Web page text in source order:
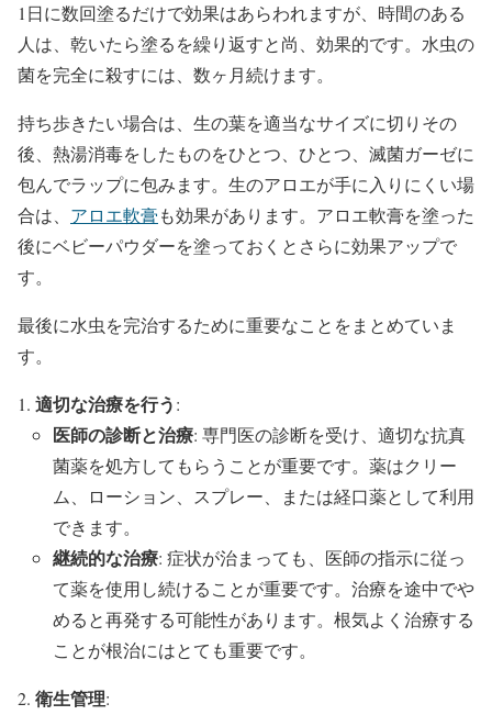
1日に数回塗るだけで効果はあらわれますが、時間のある
人は、乾いたら塗るを繰り返すと尚、効果的です。水虫の
菌を完全に殺すには、数ヶ月続けます。
持ち歩きたい場合は、生の葉を適当なサイズに切りその
後、熱湯消毒をしたものをひとつ、ひとつ、滅菌ガーゼに
包んでラップに包みます。生のアロエが手に入りにくい場
合は、 アロエ軟膏も効果があります。アロエ軟膏を塗った
後にベビーパウダーを塗っておくとさらに効果アップで
す。
最後に水虫を完治するために重要なことをまとめていま
す。
適切な治療を行う:
医師の診断と治療: 専門医の診断を受け、適切な抗真
菌薬を処方してもらうことが重要です。薬はクリー
ム、ローション、スプレー、または経口薬として利用
できます。
継続的な治療: 症状が治まっても、医師の指示に従っ
て薬を使用し続けることが重要です。治療を途中でや
めると再発する可能性があります。根気よく治療する
ことが根治にはとても重要です。
衛生管理: